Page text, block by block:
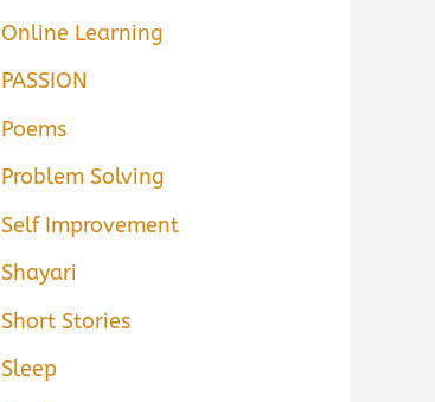
Online Learning
PASSION
Poems
Problem Solving
Self Improvement
Shayari
Short Stories
Sleep